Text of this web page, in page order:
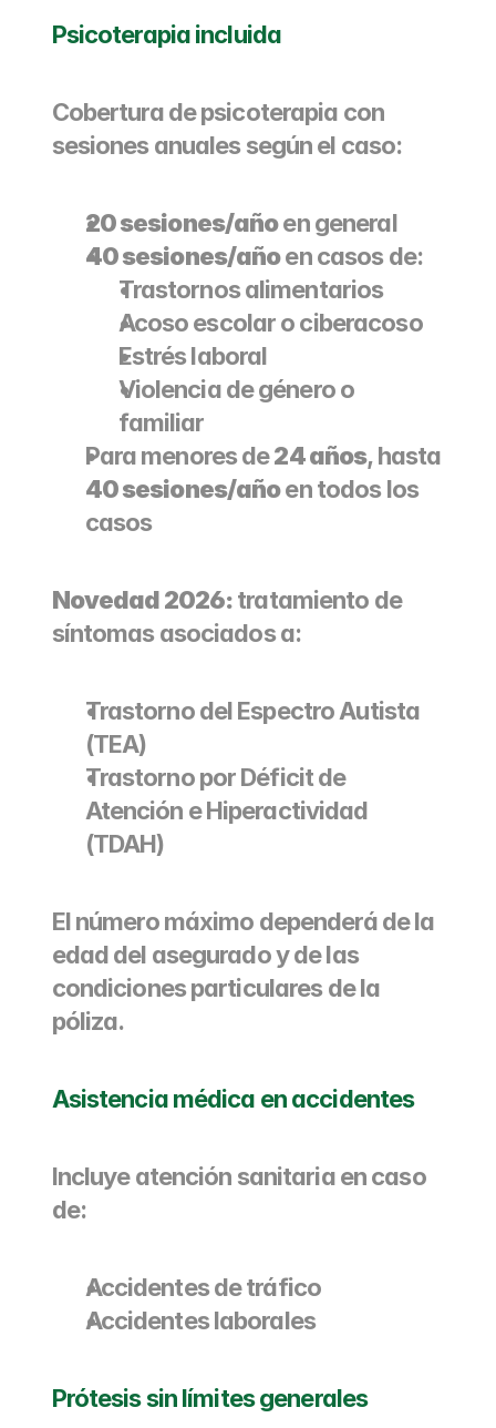
Psicoterapia incluida
Cobertura de psicoterapia con
sesiones anuales según el caso:
20 sesiones/año en general
40 sesiones/año en casos de:
Trastornos alimentarios
Acoso escolar o ciberacoso
Estrés laboral
Violencia de género o
familiar
Para menores de 24 años
40 sesiones/año en todos los
casos
Novedad 2026: tratamiento de
síntomas asociados a:
Trastorno del Espectro Autista
(TEA)
Trastorno por Déficit de
Atención e Hiperactividad
(TDAH)
El número máximo dependerá de la
edad del asegurado y de las
condiciones particulares de la
póliza.
Asistencia médica en accidentes
Incluye atención sanitaria en caso
de:
Accidentes de tráfico
Accidentes laborales
Prótesis sin límites generales